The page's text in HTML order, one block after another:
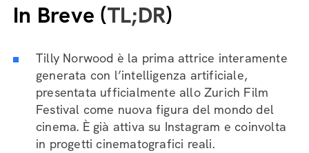
In Breve (TL;DR)
Tilly Norwood è la prima attrice interamente
generata con l’intelligenza artificiale,
presentata ufficialmente allo Zurich Film
Festival come nuova figura del mondo del
cinema. È già attiva su Instagram e coinvolta
in progetti cinematografici reali.